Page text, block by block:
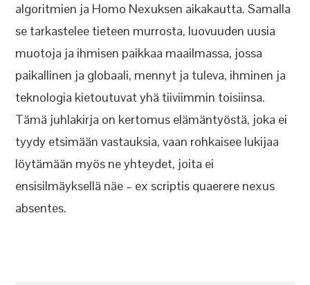
algoritmien ja Homo Nexuksen aikakautta. Samalla
se tarkastelee tieteen murrosta, luovuuden uusia
muotoja ja ihmisen paikkaa maailmassa, jossa
paikallinen ja globaali, mennyt ja tuleva, ihminen ja
teknologia kietoutuvat yhä tiiviimmin toisiinsa.
Tämä juhlakirja on kertomus elämäntyöstä, joka ei
tyydy etsimään vastauksia, vaan rohkaisee lukijaa
löytämään myös ne yhteydet, joita ei
ensisilmäyksellä näe – ex scriptis quaerere nexus
absentes.